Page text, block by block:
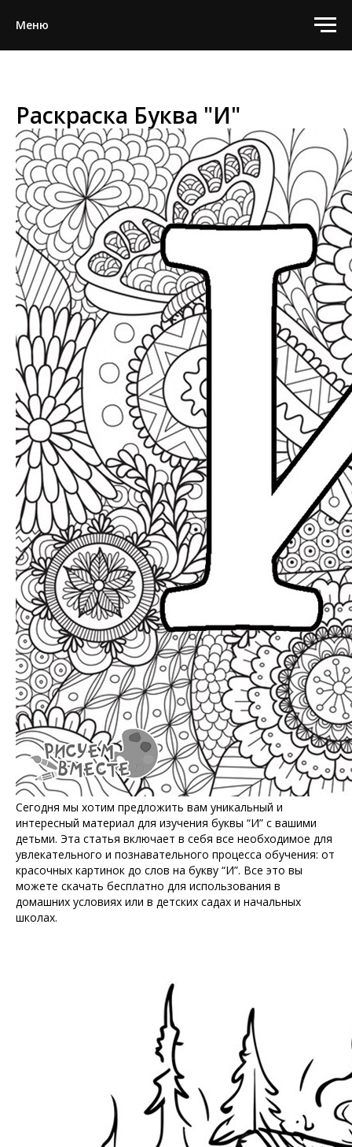
Меню
Раскраска Буква "И"
Сегодня мы хотим предложить вам уникальный и
интересный материал для изучения буквы “И” с вашими
детьми. Эта статья включает в себя все необходимое для
увлекательного и познавательного процесса обучения: от
красочных картинок до слов на букву “И”. Все это вы
можете скачать бесплатно для использования в
домашних условиях или в детских садах и начальных
школах.